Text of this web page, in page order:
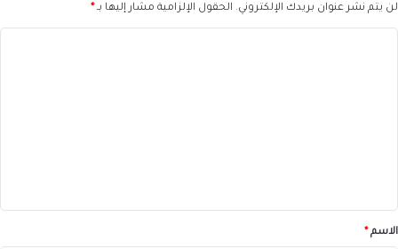
لن يتم نشر عنوان بريدك الإلكتروني. الحقول الإلزامية مشار إليها بـ*
*الاسم*